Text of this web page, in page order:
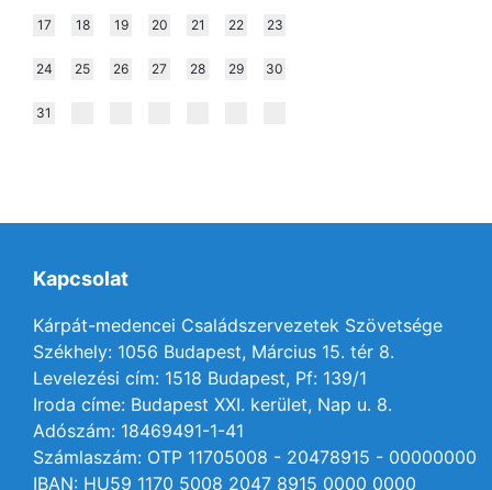
17 18 19 20 21 22 23
24 25 26 27 28 29 30
31
Kapcsolat
Kárpát-medencei Családszervezetek Szövetsége
Székhely: 1056 Budapest, Március 15. tér 8.
Levelezési cím: 1518 Budapest, Pf: 139/1
Iroda címe: Budapest XXI. kerület, Nap u. 8.
Adószám: 18469491-1-41
Számlaszám: OTP 11705008 - 20478915 - 00000000
IBAN: HU59 1170 5008 2047 8915 0000 0000